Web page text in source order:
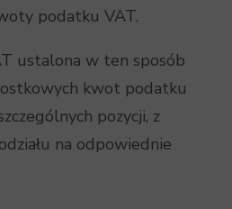
podatku VAT.
ustalona w ten sposób
kwot podatku
pozycji, z
na odpowiednie